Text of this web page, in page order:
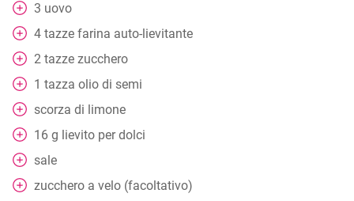
3 uovo
4 tazze farina auto-lievitante
2 tazze zucchero
1 tazza olio di semi
scorza di limone
16 g lievito per dolci
sale
zucchero a velo (facoltativo)